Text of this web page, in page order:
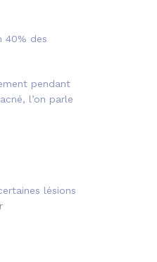
40% des
pendant
l’on parle
lésions